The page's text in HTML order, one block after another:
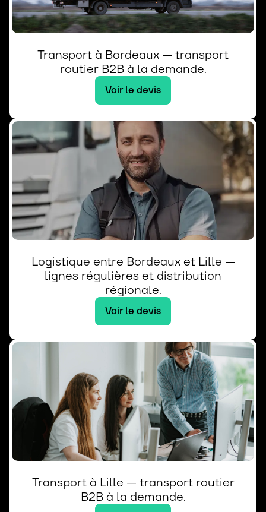
Transport à Bordeaux — transport
routier B2B à la demande.
Voir le devis
Logistique entre Bordeaux et Lille —
lignes régulières et distribution
régionale.
Voir le devis
Transport à Lille — transport routier
B2B à la demande.